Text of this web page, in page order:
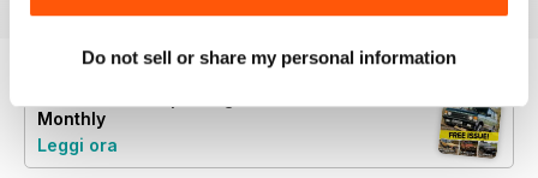
Do not sell or share my personal information
Monthly
Leggi ora